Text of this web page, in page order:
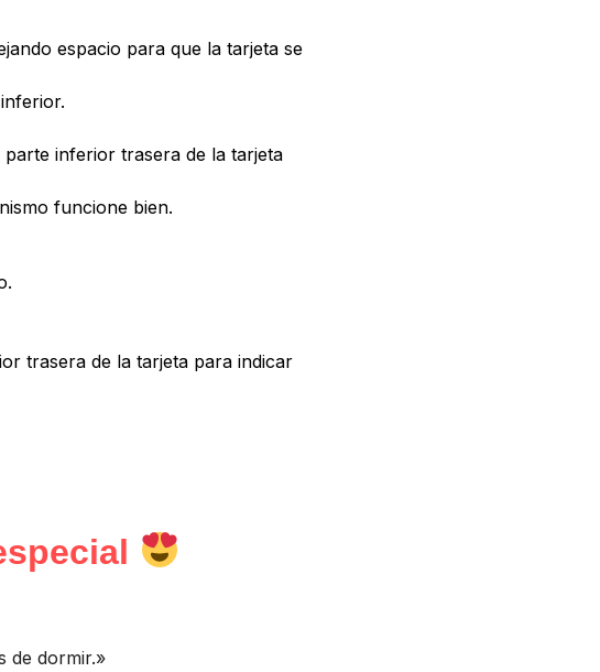
espacio para que la tarjeta se
inferior trasera de la tarjeta
funcione bien.
trasera de la tarjeta para indicar
de dormir.»